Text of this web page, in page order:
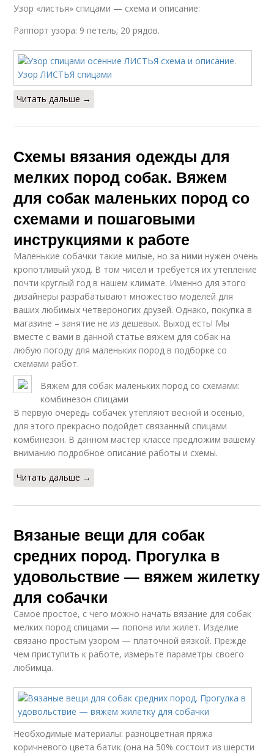
Узор «листья» спицами — схема и описание:
Раппорт узора: 9 петель; 20 рядов.
Читать дальше →
Схемы вязания одежды для
мелких пород собак. Вяжем
для собак маленьких пород со
схемами и пошаговыми
инструкциями к работе
Маленькие собачки такие милые, но за ними нужен очень
кропотливый уход. В том чисел и требуется их утепление
почти круглый год в нашем климате. Именно для этого
дизайнеры разрабатывают множество моделей для
ваших любимых четвероногих друзей. Однако, покупка в
магазине – занятие не из дешевых. Выход есть! Мы
вместе с вами в данной статье вяжем для собак на
любую погоду для маленьких пород в подборке со
схемами работ.
Вяжем для собак маленьких пород со схемами:
комбинезон спицами
В первую очередь собачек утепляют весной и осенью,
для этого прекрасно подойдет связанный спицами
комбинезон. В данном мастер классе предложим вашему
вниманию подробное описание работы и схемы.
Читать дальше →
Вязаные вещи для собак
средних пород. Прогулка в
удовольствие — вяжем жилетку
для собачки
Самое простое, с чего можно начать вязание для собак
мелких пород спицами — попона или жилет. Изделие
связано простым узором — платочной вязкой. Прежде
чем приступить к работе, измерьте параметры своего
любимца.
Необходимые материалы: разноцветная пряжа
коричневого цвета батик (она на 50% состоит из шерсти